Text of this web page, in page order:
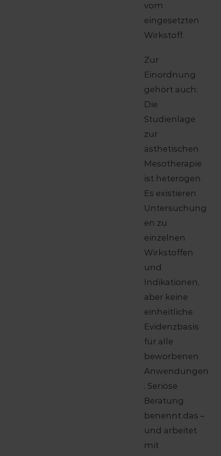
vom
eingesetzten
Wirkstoff.
Zur
Einordnung
gehört auch:
Die
Studienlage
zur
ästhetischen
Mesotherapie
ist heterogen.
Es existieren
Untersuchung
en zu
einzelnen
Wirkstoffen
und
Indikationen,
aber keine
einheitliche
Evidenzbasis
für alle
beworbenen
Anwendungen
. Seriöse
Beratung
benennt das –
und arbeitet
mit